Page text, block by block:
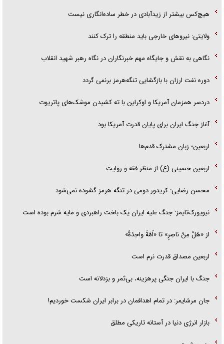
هیچ‌کس بیشتر از زیدآبادی در خطر ساده‌انگاری نیست
ولایتی: نیرو‌های خارجی باید منطقه را ترک کنند
نگاهی به نقش و جایگاه مهم خبرنگاران در نگاه رهبر شهید انقلاب
دوره نفت ارزان با بازگشایی تنگه‌هرمز برنمی گردد
دردسر همزمان آمریکا و اوکراین با ته کشیدن موشک‌های پاتریوت
آغاز جنگ ایران برای پایان قدرت آمریکا بود
اربعین؛ زبان مشترک قدم‌ها
اربعین حسینی (ع) از منظر فقه و روایت
محسن رضایی: کریدور دومی در تنگه هرمز گشوده نمی‌شود
نیویورک‌تایمز: جنگ علیه ایران یک باخت راهبردی و مایه شرم بوده است
از «هَلْ مِنْ ناصِرٍ» تا «اُمَّةً واحِدَةً»
اربعین مصداق قدرت نرم است
جنگ با ایران جنگی پرهزینه، بی‌ثمر و بزدلانه است
جان مرشایمر: در تمام اهدافمان در برابر ایران شکست خوردیم!
بازار انرژی دنیا در آستانه تاریکی مطلق